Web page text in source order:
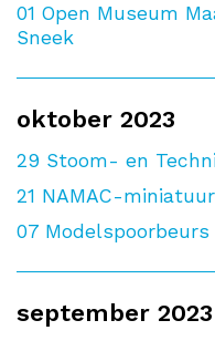
01 Open Museum
Sneek
oktober 2023
29 Stoom- en
21 NAMAC-
07
september 2023